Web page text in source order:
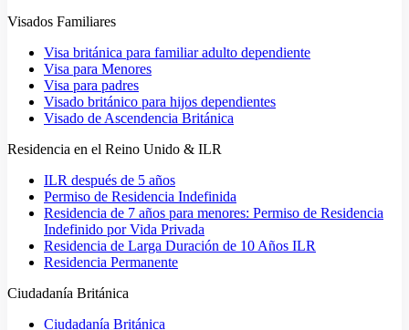
Visados Familiares
Visa británica para familiar adulto dependiente
Visa para Menores
Visa para padres
Visado británico para hijos dependientes
Visado de Ascendencia Británica
Residencia en el Reino Unido & ILR
ILR después de 5 años
Permiso de Residencia Indefinida
Residencia de 7 años para menores: Permiso de Residencia
Indefinido por Vida Privada
Residencia de Larga Duración de 10 Años ILR
Residencia Permanente
Ciudadanía Británica
Ciudadanía Británica